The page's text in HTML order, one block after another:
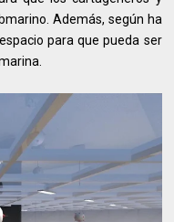
Además, según ha
para que pueda ser